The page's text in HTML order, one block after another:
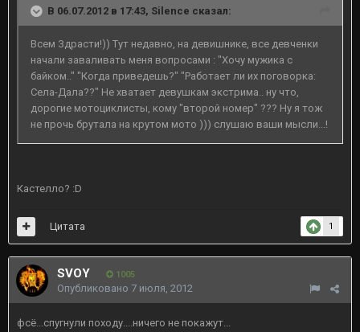
В 06.07.2012 в 17:43, Silence сказал:
Всем Здрасти!)) Тут недавно, на девишнике, все девченки
начали заваливать меня вопросами : "Хочу мужика с
байком.." "Когда приведешь?" "Работает ли их поговорка:
Села-Дала??" Не хватает девушкам экстрима.. ну что,
дорогие мотоциклисты, кому "второй номер" ??? Ну я тож
не прочь брутала на крутом мото ))) слушаю ваши мысли...!
Кастелло? :D
1
Цитата
SVOY 1005
Опубликовано 7 июля, 2012
фсё...спугнули походу....ничего не покажут...